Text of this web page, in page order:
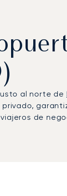
al norte de
de